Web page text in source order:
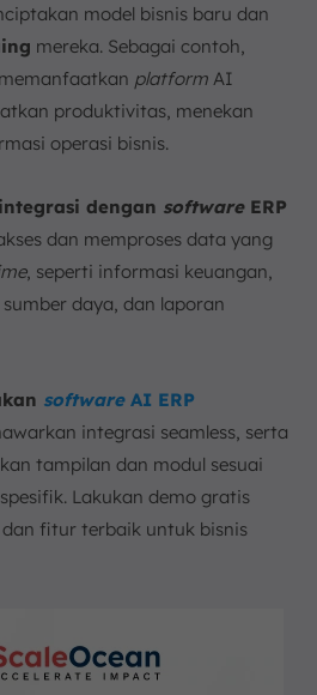
model bisnis baru dan
mereka. Sebagai contoh,
platform AI
produktivitas, menekan
operasi bisnis.
dengan softwareERP
dan memproses data yang
, seperti informasi keuangan,
daya, dan laporan
softwareAI ERP
integrasi seamless, serta
tampilan dan modul sesuai
Lakukan demo gratis
fitur terbaik untuk bisnis